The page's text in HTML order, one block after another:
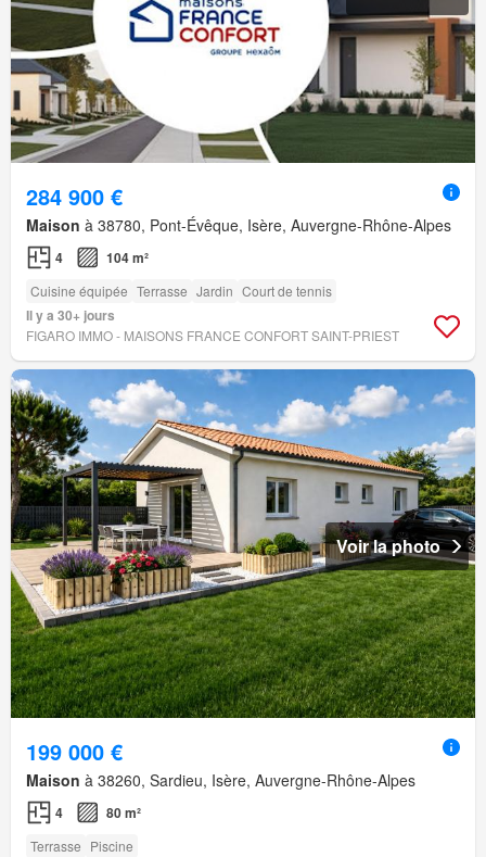
284 900 €
Maison à 38780, Pont-Évêque, Isère, Auvergne-Rhône-Alpes
4 104 m²
Cuisine équipée Terrasse Jardin Court de tennis
Il y a 30+ jours
FIGARO IMMO - MAISONS FRANCE CONFORT SAINT-PRIEST
Voir la photo
199 000 €
Maison à 38260, Sardieu, Isère, Auvergne-Rhône-Alpes
4 80 m²
Terrasse Piscine